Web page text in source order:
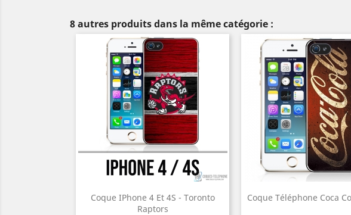
8 autres produits dans la même catégorie :
Coque IPhone 4 Et 4S - Toronto
Raptors
Coque Téléphone Coca